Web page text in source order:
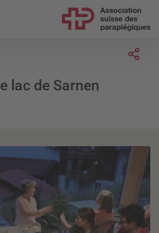
lac de Sarnen